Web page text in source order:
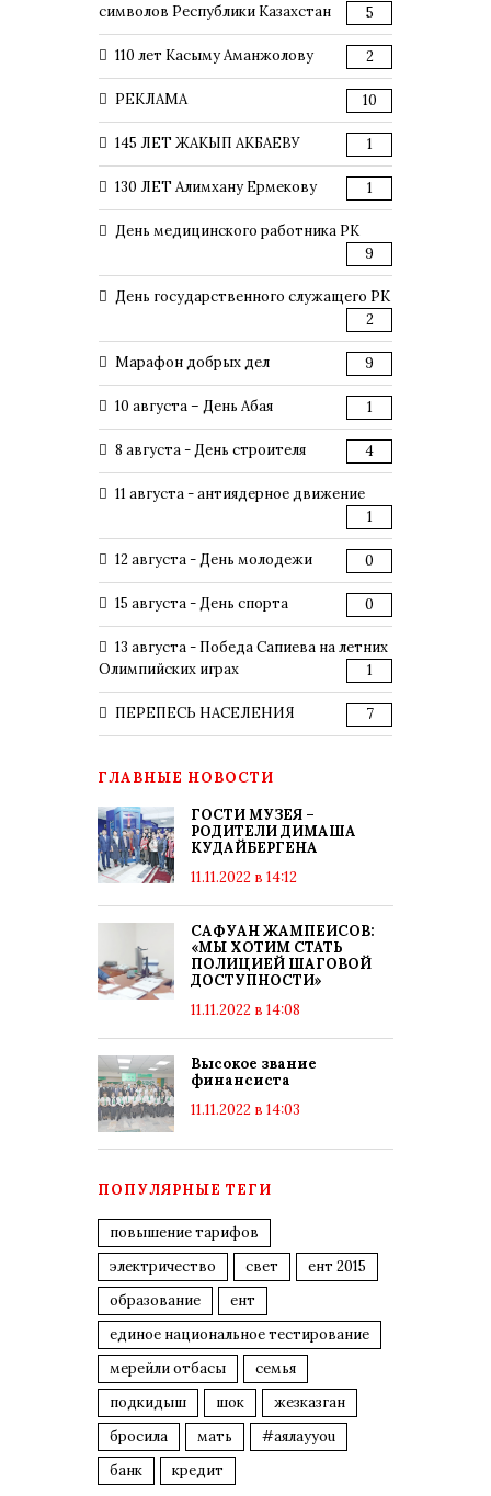
символов Республики Казахстан
5
110 лет Касыму Аманжолову 2
РЕКЛАМА 10
145 ЛЕТ ЖАКЫП АКБАЕВУ 1
130 ЛЕТ Алимхану Ермекову 1
День медицинского работника РК
9
День государственного служащего РК
2
Марафон добрых дел 9
10 августа – День Абая 1
8 августа - День строителя 4
11 августа - антиядерное движение
1
12 августа - День молодежи 0
15 августа - День спорта 0
13 августа - Победа Сапиева на летних
Олимпийских играх
1
ПЕРЕПЕСЬ НАСЕЛЕНИЯ 7
ГЛАВНЫЕ НОВОСТИ
ГОСТИ МУЗЕЯ –
РОДИТЕЛИ ДИМАША
КУДАЙБЕРГЕНА
11.11.2022 в 14:12
САФУАН ЖАМПЕИСОВ:
«МЫ ХОТИМ СТАТЬ
ПОЛИЦИЕЙ ШАГОВОЙ
ДОСТУПНОСТИ»
11.11.2022 в 14:08
Высокое звание
финансиста
11.11.2022 в 14:03
ПОПУЛЯРНЫЕ ТЕГИ
повышение тарифов
электричество
свет
ент 2015
образование
ент
единое национальное тестирование
мерейли отбасы
семья
подкидыш
шок
жезказган
бросила
мать
#аялауyou
банк
кредит